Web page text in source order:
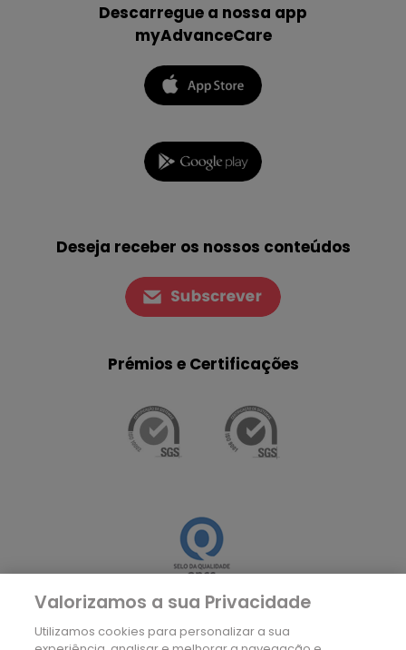
Descarregue a nossa app
myAdvanceCare
Deseja receber os nossos conteúdos
Prémios e Certificações
Valorizamos a sua Privacidade
Utilizamos cookies para personalizar a sua